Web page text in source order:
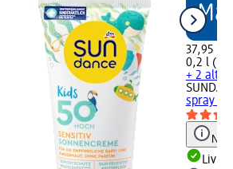
37,95 lei
0,2 l
+ 2 alte
spray
Notă